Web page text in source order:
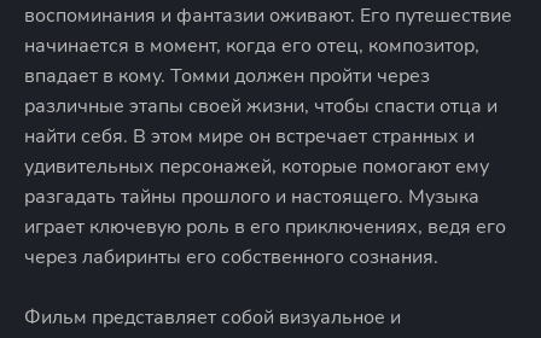
воспоминания и фантазии оживают. Его путешествие
начинается в момент, когда его отец, композитор,
впадает в кому. Томми должен пройти через
различные этапы своей жизни, чтобы спасти отца и
найти себя. В этом мире он встречает странных и
удивительных персонажей, которые помогают ему
разгадать тайны прошлого и настоящего. Музыка
играет ключевую роль в его приключениях, ведя его
через лабиринты его собственного сознания.
Фильм представляет собой визуальное и